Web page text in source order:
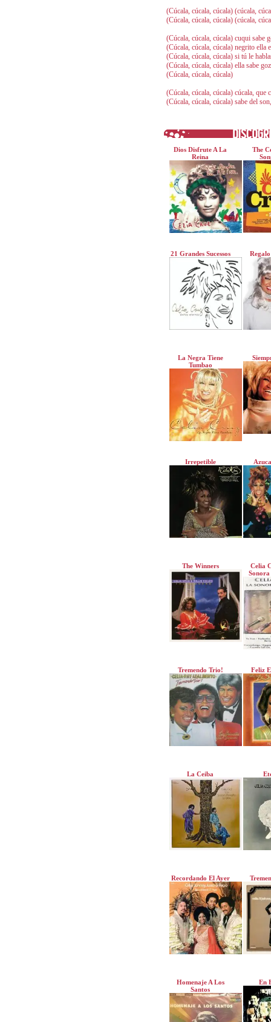
(Cúcala, cúcala, cúcala) (cúcala,
(Cúcala, cúcala, cúcala) (cúcala,
(Cúcala, cúcala, cúcala) cuqui sabe
(Cúcala, cúcala, cúcala) negrito ella
(Cúcala, cúcala, cúcala) si tú le
(Cúcala, cúcala, cúcala) ella sabe
(Cúcala, cúcala, cúcala)
(Cúcala, cúcala, cúcala) cúcala, que
(Cúcala, cúcala, cúcala) sabe del
Dios Disfrute A La
Reina
The
21 Grandes Sucessos
La Negra Tiene
Tumbao
Irrepetible
The Winners
Celia
Tremendo Trio! Feliz
La Ceiba
Recordando El Ayer
Homenaje A Los
Santos
En